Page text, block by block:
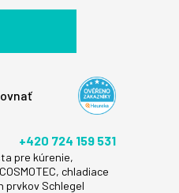
+420 724 159 531
pre kúrenie,
chladiace
prvkov Schlegel